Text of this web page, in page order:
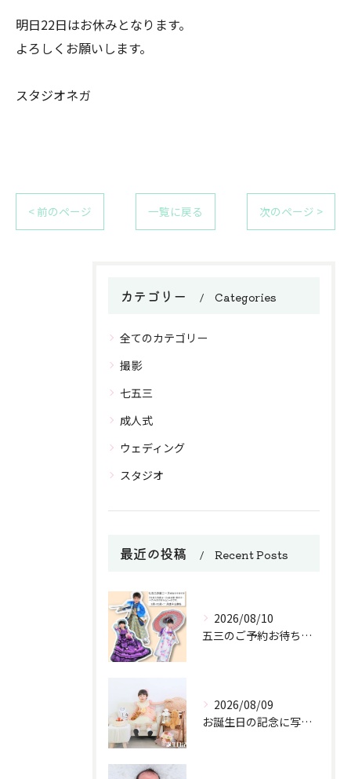
明日22日はお休みとなります。
よろしくお願いします。
スタジオネガ
< 前のページ 一覧に戻る 次のページ >
カテゴリー Categories
全てのカテゴリー
撮影
七五三
成人式
ウェディング
スタジオ
最近の投稿 Recent Posts
2026/08/10
五三のご予約お待ちしております。
2026/08/09
お誕生日の記念に写真を撮ろう！